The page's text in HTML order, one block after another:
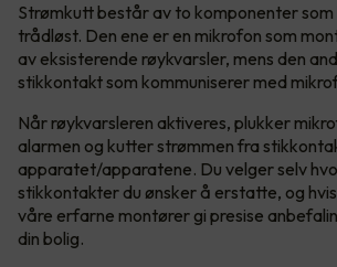
Strømkutt består av to komponenter
trådløst. Den ene er en mikrofon som
av eksisterende røykvarsler, mens den
stikkontakt som kommuniserer med
Når røykvarsleren aktiveres, plukker
alarmen og kutter strømmen fra
apparatet/apparatene. Du velger selv
stikkontakter du ønsker å erstatte, og
våre erfarne montører gi presise
din bolig.